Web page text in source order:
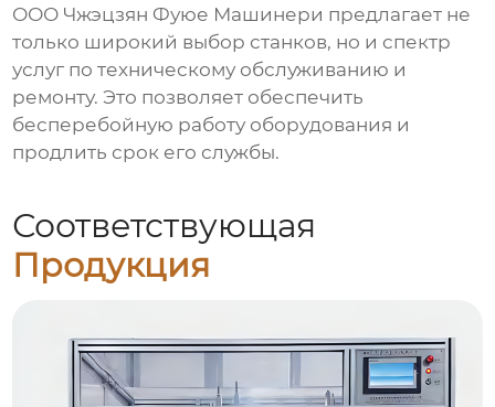
ООО Чжэцзян Фуюе Машинери предлагает не
только широкий выбор станков, но и спектр
услуг по техническому обслуживанию и
ремонту. Это позволяет обеспечить
бесперебойную работу оборудования и
продлить срок его службы.
Соответствующая
Продукция